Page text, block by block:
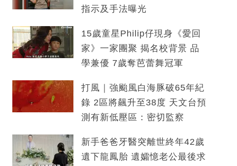
指示及手法曝光
15歲童星Philip仔現身《愛回
家》一家團聚 揭名校背景 品
學兼優 7歲奪芭蕾舞冠軍
打風｜強颱風白海豚破65年紀
錄 2區將飆升至38度 天文台預
測有新低壓區：密切監察
新手爸爸牙醫突離世終年42歲
遺下龍鳳胎 遺孀憶老公最後求